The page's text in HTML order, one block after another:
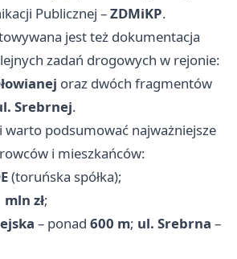
Publicznej –ZDMiKP.
jest też dokumentacja
zadań drogowych w rejonie:
oraz dwóch fragmentów
Srebrnej.
podsumować najważniejsze
i mieszkańców:
(toruńska spółka);
zł;
– ponad 600 m; ul. Srebrna –